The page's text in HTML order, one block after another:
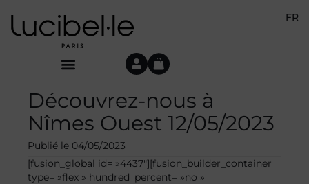
FR
Découvrez-nous à
Nîmes Ouest 12/05/2023
Publié le 04/05/2023
[fusion_global id= »4437″][fusion_builder_container
type= »flex » hundred_percent= »no »